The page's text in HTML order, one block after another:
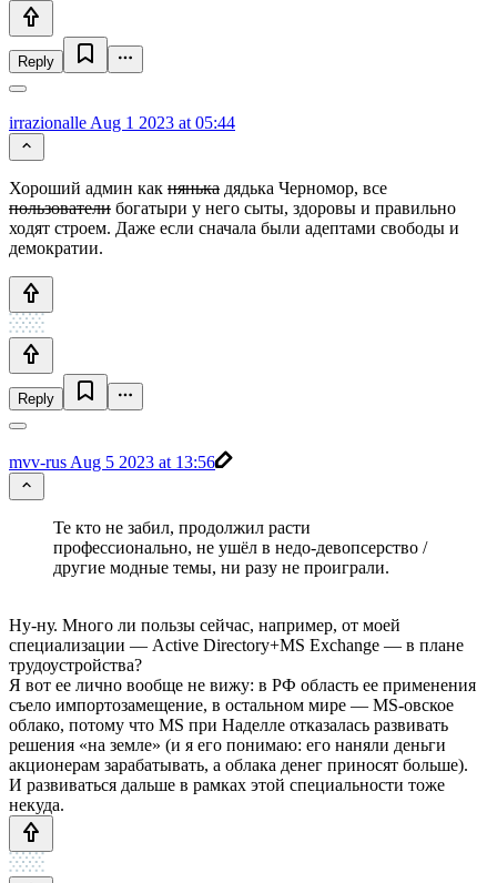
Reply
irrazionalle Aug 1 2023 at 05:44
Хороший админ как нянька дядька Черномор, все
пользователи богатыри у него сыты, здоровы и правильно
ходят строем. Даже если сначала были адептами свободы и
демократии.
Reply
mvv-rus Aug 5 2023 at 13:56
Те кто не забил, продолжил расти
профессионально, не ушёл в недо-девопсерство /
другие модные темы, ни разу не проиграли.
Ну-ну. Много ли пользы сейчас, например, от моей
специализации — Active Directory+MS Exchange — в плане
трудоустройства?
Я вот ее лично вообще не вижу: в РФ область ее применения
съело импортозамещение, в остальном мире — MS-овское
облако, потому что MS при Наделле отказалась развивать
решения «на земле» (и я его понимаю: его наняли деньги
акционерам зарабатывать, а облака денег приносят больше).
И развиваться дальше в рамках этой специальности тоже
некуда.